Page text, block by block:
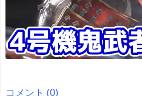
コメント (0)